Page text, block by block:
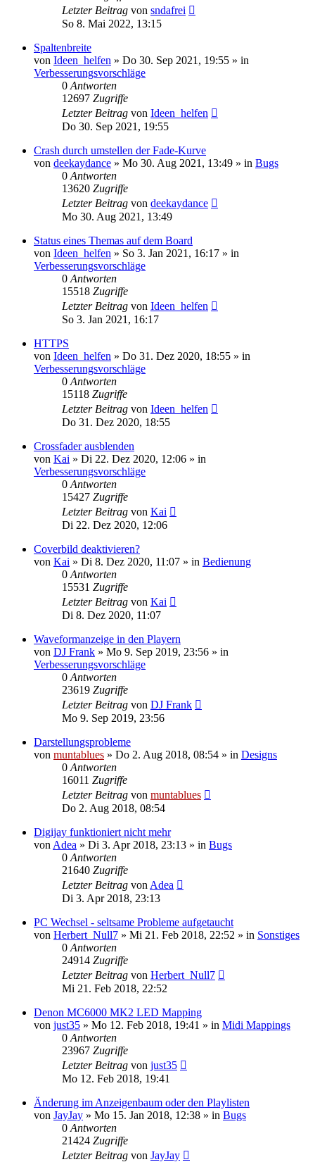
Letzter Beitrag von sndafrei
So 8. Mai 2022, 13:15
Spaltenbreite
von Ideen_helfen » Do 30. Sep 2021, 19:55 » in
Verbesserungsvorschläge
0 Antworten
12697 Zugriffe
Letzter Beitrag von Ideen_helfen
Do 30. Sep 2021, 19:55
Crash durch umstellen der Fade-Kurve
von deekaydance » Mo 30. Aug 2021, 13:49 » in Bugs
0 Antworten
13620 Zugriffe
Letzter Beitrag von deekaydance
Mo 30. Aug 2021, 13:49
Status eines Themas auf dem Board
von Ideen_helfen » So 3. Jan 2021, 16:17 » in
Verbesserungsvorschläge
0 Antworten
15518 Zugriffe
Letzter Beitrag von Ideen_helfen
So 3. Jan 2021, 16:17
HTTPS
von Ideen_helfen » Do 31. Dez 2020, 18:55 » in
Verbesserungsvorschläge
0 Antworten
15118 Zugriffe
Letzter Beitrag von Ideen_helfen
Do 31. Dez 2020, 18:55
Crossfader ausblenden
von Kai » Di 22. Dez 2020, 12:06 » in
Verbesserungsvorschläge
0 Antworten
15427 Zugriffe
Letzter Beitrag von Kai
Di 22. Dez 2020, 12:06
Coverbild deaktivieren?
von Kai » Di 8. Dez 2020, 11:07 » in Bedienung
0 Antworten
15531 Zugriffe
Letzter Beitrag von Kai
Di 8. Dez 2020, 11:07
Waveformanzeige in den Playern
von DJ Frank » Mo 9. Sep 2019, 23:56 » in
Verbesserungsvorschläge
0 Antworten
23619 Zugriffe
Letzter Beitrag von DJ Frank
Mo 9. Sep 2019, 23:56
Darstellungsprobleme
von muntablues » Do 2. Aug 2018, 08:54 » in Designs
0 Antworten
16011 Zugriffe
Letzter Beitrag von muntablues
Do 2. Aug 2018, 08:54
Digijay funktioniert nicht mehr
von Adea » Di 3. Apr 2018, 23:13 » in Bugs
0 Antworten
21640 Zugriffe
Letzter Beitrag von Adea
Di 3. Apr 2018, 23:13
PC Wechsel - seltsame Probleme aufgetaucht
von Herbert_Null7 » Mi 21. Feb 2018, 22:52 » in Sonstiges
0 Antworten
24914 Zugriffe
Letzter Beitrag von Herbert_Null7
Mi 21. Feb 2018, 22:52
Denon MC6000 MK2 LED Mapping
von just35 » Mo 12. Feb 2018, 19:41 » in Midi Mappings
0 Antworten
23967 Zugriffe
Letzter Beitrag von just35
Mo 12. Feb 2018, 19:41
Änderung im Anzeigenbaum oder den Playlisten
von JayJay » Mo 15. Jan 2018, 12:38 » in Bugs
0 Antworten
21424 Zugriffe
Letzter Beitrag von JayJay